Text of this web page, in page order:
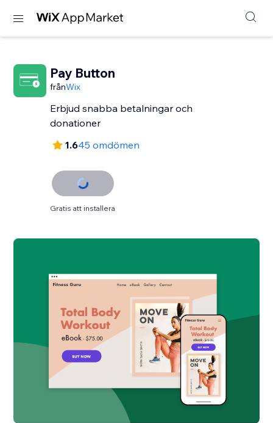
Pay Button
frånWix
Erbjud snabba betalningar och
donationer
1.645 omdömen
Gratis att installera